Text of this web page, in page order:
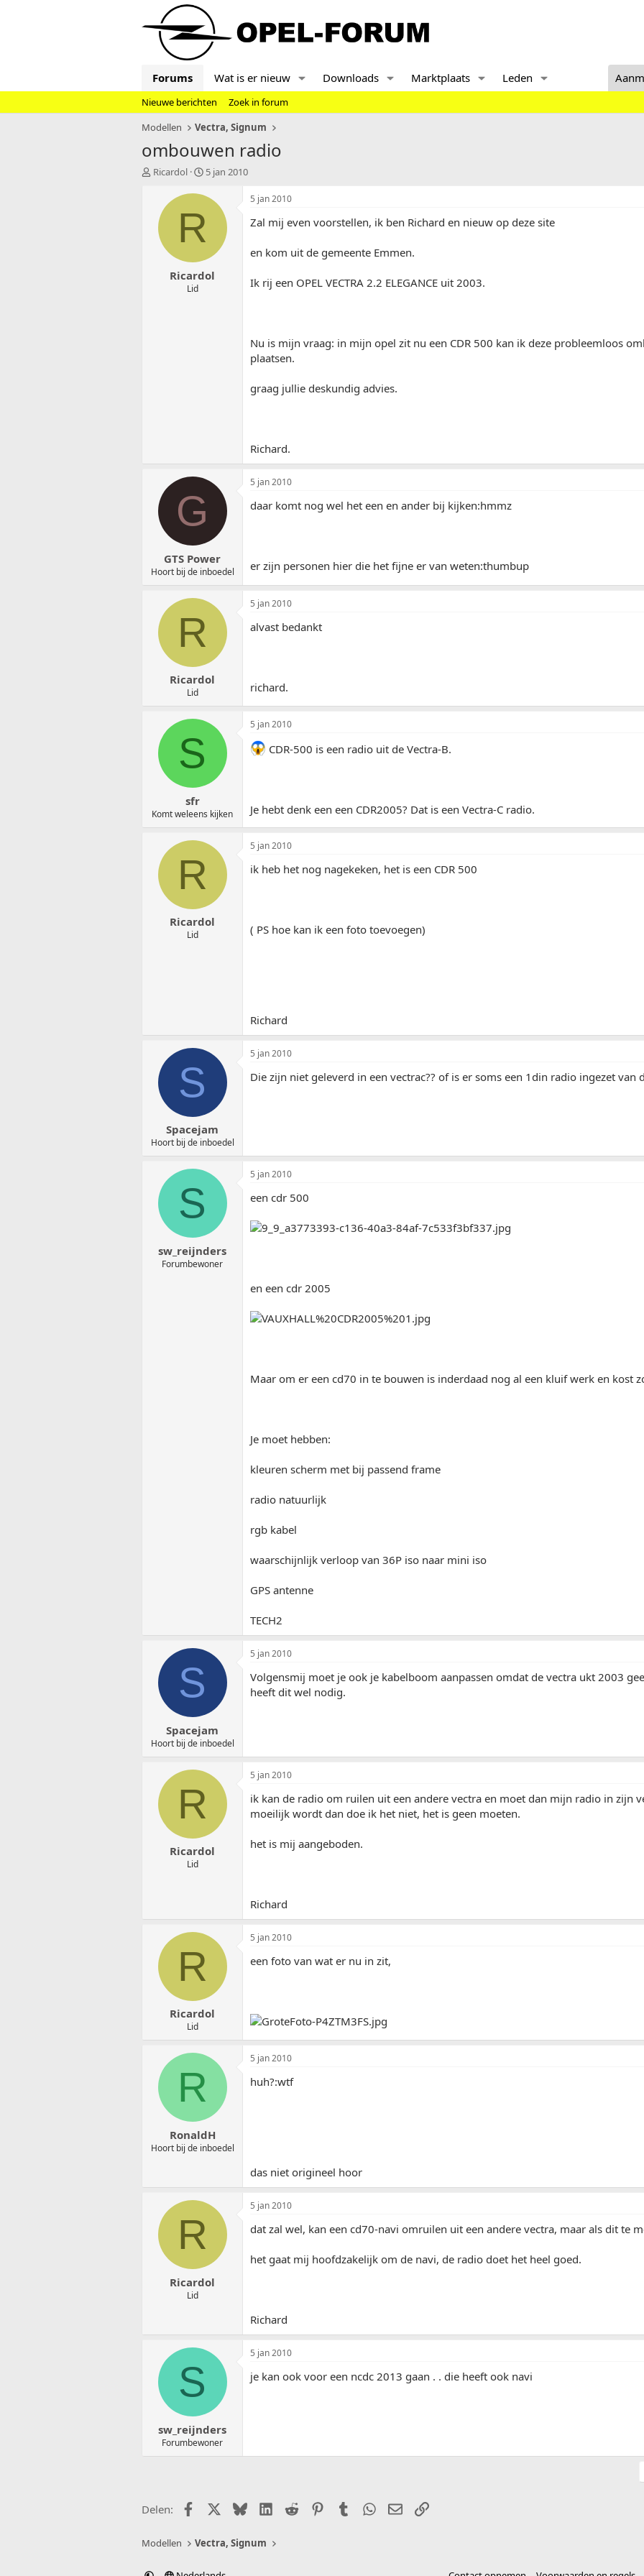
Forums Wat is er nieuw Downloads Marktplaats Leden
Nieuwe berichten
Zoek in forum
Modellen
Vectra, Signum
ombouwen radio
T
Ricardol
S
a
t
u
5 jan 2010
R
Ricardol
Lid
5 jan 2010
Zal mij even voorstellen, ik ben Richard en nieuw op deze site
en kom uit de gemeente Emmen.
Ik rij een OPEL VECTRA 2.2 ELEGANCE uit 2003.
Nu is mijn vraag: in mijn opel zit nu een CDR 500 kan ik deze probleemloos
plaatsen.
graag jullie deskundig advies.
Richard.
G
GTS Power
Hoort bij de inboedel
5 jan 2010
daar komt nog wel het een en ander bij kijken:hmmz
er zijn personen hier die het fijne er van weten:thumbup
R
Ricardol
Lid
5 jan 2010
alvast bedankt
richard.
S
sfr
Komt weleens kijken
5 jan 2010
CDR-500 is een radio uit de Vectra-B.
Je hebt denk een een CDR2005? Dat is een Vectra-C radio.
R
Ricardol
Lid
5 jan 2010
ik heb het nog nagekeken, het is een CDR 500
( PS hoe kan ik een foto toevoegen)
Richard
S
Spacejam
Hoort bij de inboedel
5 jan 2010
Die zijn niet geleverd in een vectrac?? of is er soms een 1din radio ingezet van
S
sw_reijnders
Forumbewoner
5 jan 2010
een cdr 500
en een cdr 2005
Maar om er een cd70 in te bouwen is inderdaad nog al een kluif werk en kost
Je moet hebben:
kleuren scherm met bij passend frame
radio natuurlijk
rgb kabel
waarschijnlijk verloop van 36P iso naar mini iso
GPS antenne
TECH2
S
Spacejam
Hoort bij de inboedel
5 jan 2010
Volgensmij moet je ook je kabelboom aanpassen omdat de vectra ukt 2003
heeft dit wel nodig.
R
Ricardol
Lid
5 jan 2010
ik kan de radio om ruilen uit een andere vectra en moet dan mijn radio in zijn
moeilijk wordt dan doe ik het niet, het is geen moeten.
het is mij aangeboden.
Richard
R
Ricardol
Lid
5 jan 2010
een foto van wat er nu in zit,
R
RonaldH
Hoort bij de inboedel
5 jan 2010
huh?:wtf
das niet origineel hoor
R
Ricardol
Lid
5 jan 2010
dat zal wel, kan een cd70-navi omruilen uit een andere vectra, maar als dit te
het gaat mij hoofdzakelijk om de navi, de radio doet het heel goed.
Richard
S
sw_reijnders
Forumbewoner
5 jan 2010
je kan ook voor een ncdc 2013 gaan . . die heeft ook navi
Delen: FacebookX (Twitter)
BlueskyLinkedIn
Reddit PinterestTumblr WhatsApp
E-mailLink
Modellen Vectra, Signum